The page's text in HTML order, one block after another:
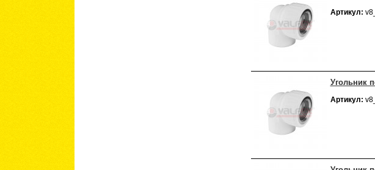
Артикул:
Угольник
Артикул: